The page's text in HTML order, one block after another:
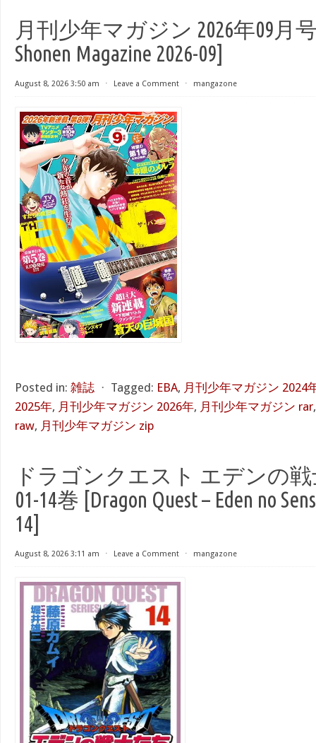
月刊少年マガジン 2026年09月号
Shonen Magazine 2026-09]
August 8, 2026 3:50 am ⋅ Leave a Comment ⋅ mangazone
Posted in: 雑誌 ⋅ Tagged: EBA, 月刊少年マガジン 2024
2025年, 月刊少年マガジン 2026年, 月刊少年マガジン rar
raw, 月刊少年マガジン zip
ドラゴンクエスト エデンの戦
01-14巻 [Dragon Quest – Eden no
14]
August 8, 2026 3:11 am ⋅ Leave a Comment ⋅ mangazone